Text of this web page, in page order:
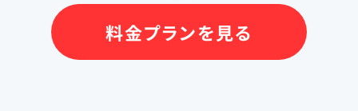
料金プランを見る